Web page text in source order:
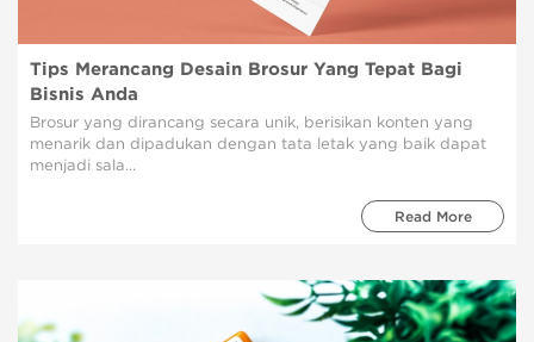
Tips Merancang Desain Brosur Yang Tepat Bagi
Bisnis Anda
Brosur yang dirancang secara unik, berisikan konten yang
menarik dan dipadukan dengan tata letak yang baik dapat
menjadi sala...
Read More